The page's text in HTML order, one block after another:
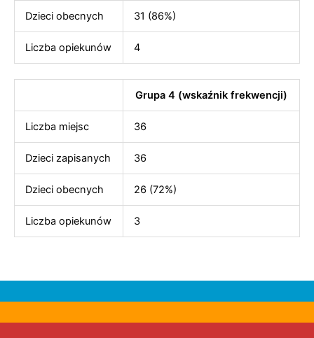
Dzieci obecnych 31 (86%)
Liczba opiekunów 4
Grupa 4 (wskaźnik frekwencji)
Liczba miejsc 36
Dzieci zapisanych 36
Dzieci obecnych 26 (72%)
Liczba opiekunów 3